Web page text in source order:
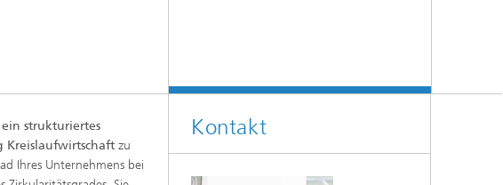
ein strukturiertes
Kreislaufwirtschaft zu
Ihres Unternehmens bei
Kontakt